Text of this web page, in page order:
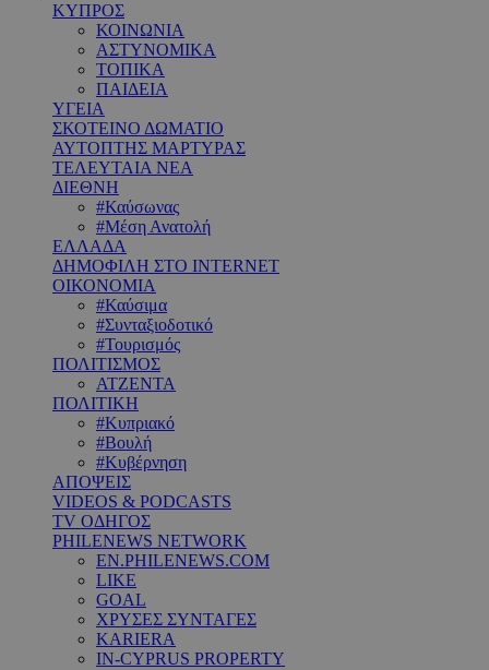
ΚΥΠΡΟΣ
ΚΟΙΝΩΝΙΑ
ΑΣΤΥΝΟΜΙΚΑ
ΤΟΠΙΚΑ
ΠΑΙΔΕΙΑ
ΥΓΕΙΑ
ΣΚΟΤΕΙΝΟ ΔΩΜΑΤΙΟ
ΑΥΤΟΠΤΗΣ ΜΑΡΤΥΡΑΣ
ΤΕΛΕΥΤΑΙΑ ΝΕΑ
ΔΙΕΘΝΗ
#Καύσωνας
#Μέση Ανατολή
ΕΛΛΑΔΑ
ΔΗΜΟΦΙΛΗ ΣΤΟ INTERNET
ΟΙΚΟΝΟΜΙΑ
#Καύσιμα
#Συνταξιοδοτικό
#Τουρισμός
ΠΟΛΙΤΙΣΜΟΣ
ΑΤΖΕΝΤΑ
ΠΟΛΙΤΙΚΗ
#Κυπριακό
#Βουλή
#Κυβέρνηση
ΑΠΟΨΕΙΣ
VIDEOS & PODCASTS
TV ΟΔΗΓΟΣ
PHILENEWS NETWORK
EN.PHILENEWS.COM
LIKE
GOAL
ΧΡΥΣΕΣ ΣΥΝΤΑΓΕΣ
KARIERA
IN-CYPRUS PROPERTY